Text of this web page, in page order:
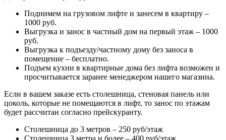
Поднимем на грузовом лифте и занесем в квартиру –
1000 руб.
Выгрузка и занос в частный дом на первый этаж – 1000
руб.
Выгрузка к подъезду/частному дому без заноса в
помещение – бесплатно.
Подъем кухни в квартирные дома без лифта возможен и
просчитывается заранее менеджером нашего магазина.
Если в вашем заказе есть столешница, стеновая панель или
цоколь, которые не помещаются в лифт, то занос по этажам
будет рассчитан согласно прейскуранту.
Столешница до 3 метров – 250 руб/этаж
Столешница 3 метра и более – 400 руб/этаж